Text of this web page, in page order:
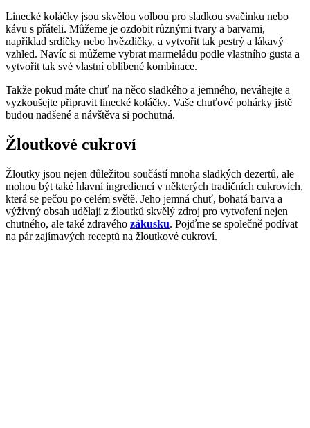
Linecké koláčky jsou skvělou volbou pro sladkou svačinku nebo
kávu s přáteli. Můžeme je ozdobit různými tvary a barvami,
například srdíčky nebo hvězdičky, a vytvořit tak pestrý a lákavý
vzhled. Navíc si můžeme vybrat marmeládu podle vlastního gusta a
vytvořit tak své vlastní oblíbené kombinace.
Takže pokud máte chuť na něco sladkého a jemného, neváhejte a
vyzkoušejte připravit linecké koláčky. Vaše chuťové pohárky jistě
budou nadšené a návštěva si pochutná.
Žloutkové cukroví
Žloutky jsou nejen důležitou součástí mnoha sladkých dezertů, ale
mohou být také hlavní ingrediencí v některých tradičních cukrovích,
která se pečou po celém světě. Jeho jemná chuť, bohatá barva a
výživný obsah udělají z žloutků skvělý zdroj pro vytvoření nejen
chutného, ale také zdravého zákusku. Pojďme se společně podívat
na pár zajímavých receptů na žloutkové cukroví.